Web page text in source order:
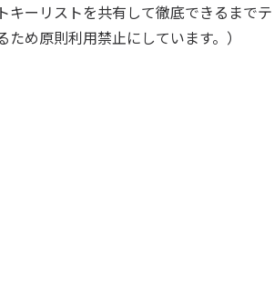
キーリストを共有して徹底できるまでテ
め原則利用禁止にしています。）